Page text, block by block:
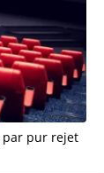
par pur rejet